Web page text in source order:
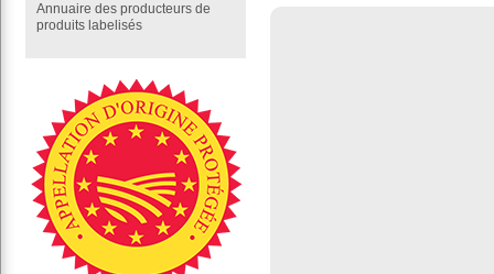
Annuaire des producteurs de
produits labelisés